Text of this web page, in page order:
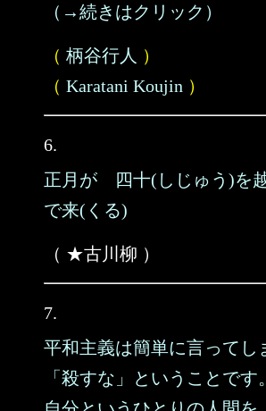
（→続きはクリック）
（ 柄谷行人 ）
（ Karatani Koujin ）
6.
正月が 四十(しじゅう)を
で来(くる)
（ ★古川柳 ）
7.
平和主義は簡単に言ってし
「殺すな」ということです。